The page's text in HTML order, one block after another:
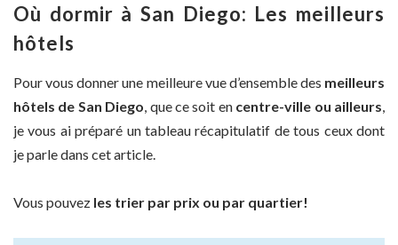
Où dormir à San Diego: Les meilleurs
hôtels
Pour vous donner une meilleure vue d’ensemble des meilleurs
hôtels de San Diego , que ce soit en centre-ville ou ailleurs
je vous ai préparé un tableau récapitulatif de tous ceux dont
je parle dans cet article.
Vous pouvez les trier par prix ou par quartier!